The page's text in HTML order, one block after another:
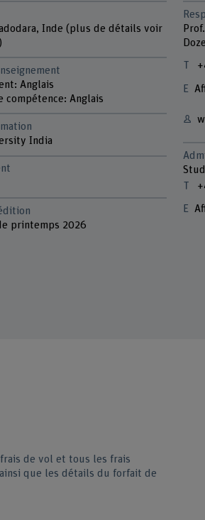
Inde (plus de détails voir
Anglais
compétence: Anglais
India
printemps 2026
de vol et tous les frais
que les détails du forfait de